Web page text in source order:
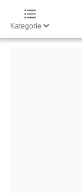
Kategorie